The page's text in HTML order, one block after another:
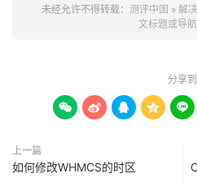
未经允许不得转载： 测评中国 » 解
文标题或导
分享到
    
上一篇
如何修改WHMCS的时区